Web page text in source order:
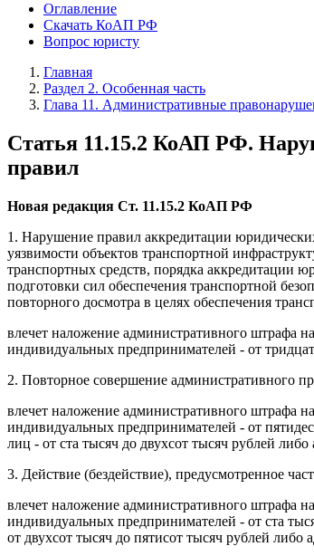
Оглавление
Скачать КоАП РФ
Вопрос юристу
Главная
Раздел 2. Особенная часть
Глава 11. Административные
Статья 11.15.2 КоАП РФ.
правил
Новая редакция Ст. 11.15.2 КоАП РФ
1. Нарушение правил аккредитации
уязвимости объектов транспортной
транспортных средств, порядка аккредитации
подготовки сил обеспечения транспортной
повторного досмотра в целях обеспечения
влечет наложение административного штрафа
индивидуальных предпринимателей - от
2. Повторное совершение административного
влечет наложение административного штрафа
индивидуальных предпринимателей - от
лиц - от ста тысяч до двухсот тысяч рублей
3. Действие (бездействие), предусмотренное
влечет наложение административного штрафа
индивидуальных предпринимателей - от ста
от двухсот тысяч до пятисот тысяч рублей либо